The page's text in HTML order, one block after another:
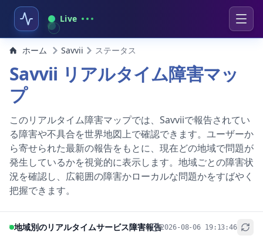
Live
ホーム Savvii ステータス
Savvii リアルタイム障害マッ
プ
このリアルタイム障害マップでは、Savviiで報告されてい
る障害や不具合を世界地図上で確認できます。ユーザーか
ら寄せられた最新の報告をもとに、現在どの地域で問題が
発生しているかを視覚的に表示します。地域ごとの障害状
況を確認し、広範囲の障害かローカルな問題かをすばやく
把握できます。
地域別のリアルタイムサービス障害報告2026-08-06 19:13:46
+